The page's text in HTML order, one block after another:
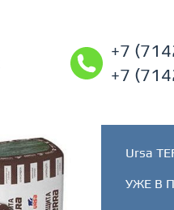
+7
+7
Ursa
УЖЕ В